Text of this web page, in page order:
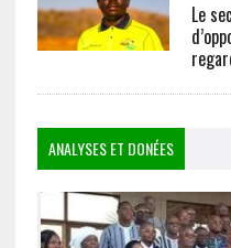
Le
ANALYSES ET DONÉES